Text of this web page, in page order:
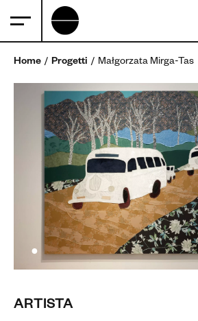
Home Progetti Małgorzata Mirga-Tas
ARTISTA